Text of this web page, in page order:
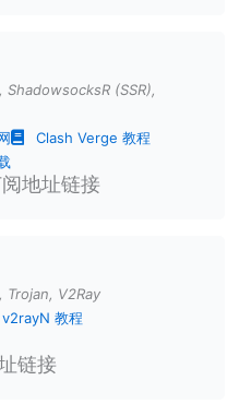
, ShadowsocksR (SSR),
Clash Verge 教程
地址链接
, Trojan, V2Ray
v2rayN 教程
链接